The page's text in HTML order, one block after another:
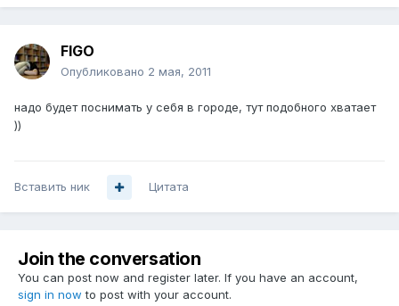
FIGO
Опубликовано 2 мая, 2011
надо будет поснимать у себя в городе, тут подобного хватает
))
Вставить ник Цитата
Join the conversation
You can post now and register later. If you have an account,
sign in now to post with your account.